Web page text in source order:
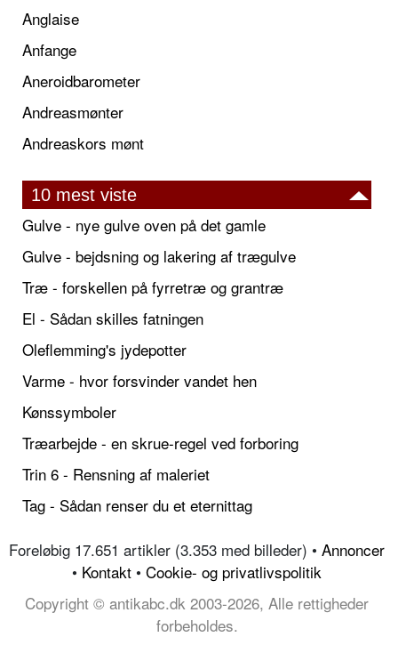
Anglaise
Anfange
Aneroidbarometer
Andreasmønter
Andreaskors mønt
10 mest viste
Gulve - nye gulve oven på det gamle
Gulve - bejdsning og lakering af trægulve
Træ - forskellen på fyrretræ og grantræ
El - Sådan skilles fatningen
Oleflemming's jydepotter
Varme - hvor forsvinder vandet hen
Kønssymboler
Træarbejde - en skrue-regel ved forboring
Trin 6 - Rensning af maleriet
Tag - Sådan renser du et eternittag
Foreløbig 17.651 artikler (3.353 med billeder) • Annoncer
• Kontakt • Cookie- og privatlivspolitik
Copyright © antikabc.dk 2003-2026, Alle rettigheder
forbeholdes.